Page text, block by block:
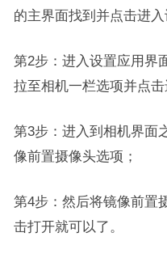
的主界面找到并点击进入
第2步：进入设置应用界
拉至相机一栏选项并点击
第3步：进入到相机界面
像前置摄像头选项；
第4步：然后将镜像前置
击打开就可以了。